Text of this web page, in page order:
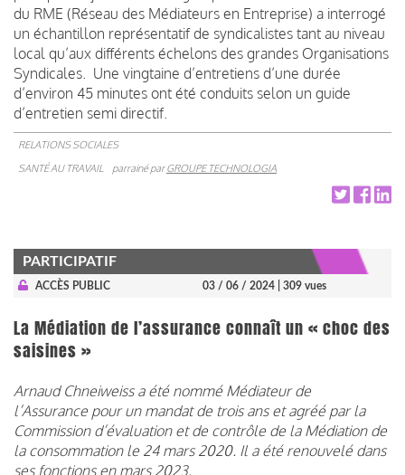
du RME (Réseau des Médiateurs en Entreprise) a interrogé
un échantillon représentatif de syndicalistes tant au niveau
local qu’aux différents échelons des grandes Organisations
Syndicales. Une vingtaine d’entretiens d’une durée
d’environ 45 minutes ont été conduits selon un guide
d’entretien semi directif.
RELATIONS SOCIALES
SANTÉ AU TRAVAIL
parrainé parGROUPE TECHNOLOGIA
PARTICIPATIF
ACCÈS PUBLIC 03 / 06 / 2024 | 309 vues
La Médiation de l’assurance connaît un « choc des
saisines »
Arnaud Chneiweiss a été nommé Médiateur de
l’Assurance pour un mandat de trois ans et agréé par la
Commission d’évaluation et de contrôle de la Médiation de
la consommation le 24 mars 2020. Il a été renouvelé dans
ses fonctions en mars 2023.